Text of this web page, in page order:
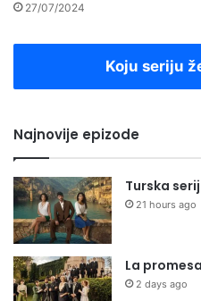
27/07/2024
Koju seriju
Najnovije epizode
Turska
21 hours ago
La
2 days ago